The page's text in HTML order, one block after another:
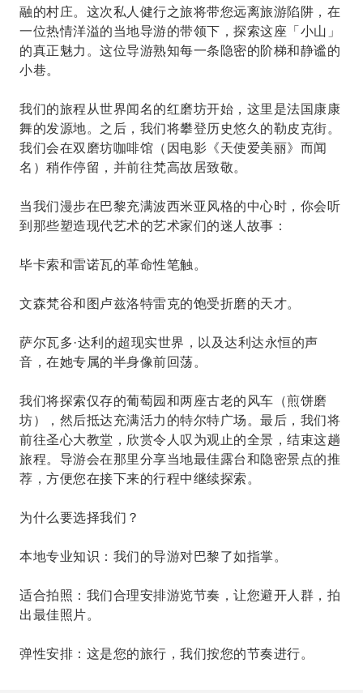
融的村庄。这次私人健行之旅将带您远离旅游陷阱，在
一位热情洋溢的当地导游的带领下，探索这座「小山」
的真正魅力。这位导游熟知每一条隐密的阶梯和静谧的
小巷。
我们的旅程从世界闻名的红磨坊开始，这里是法国康康
舞的发源地。之后，我们将攀登历史悠久的勒皮克街。
我们会在双磨坊咖啡馆（因电影《天使爱美丽》而闻
名）稍作停留，并前往梵高故居致敬。
当我们漫步在巴黎充满波西米亚风格的中心时，你会听
到那些塑造现代艺术的艺术家们的迷人故事：
毕卡索和雷诺瓦的革命性笔触。
文森梵谷和图卢兹洛特雷克的饱受折磨的天才。
萨尔瓦多·达利的超现实世界，以及达利达永恒的声
音，在她专属的半身像前回荡。
我们将探索仅存的葡萄园和两座古老的风车（煎饼磨
坊），然后抵达充满活力的特尔特广场。最后，我们将
前往圣心大教堂，欣赏令人叹为观止的全景，结束这趟
旅程。导游会在那里分享当地最佳露台和隐密景点的推
荐，方便您在接下来的行程中继续探索。
为什么要选择我们？
本地专业知识：我们的导游对巴黎了如指掌。
适合拍照：我们合理安排游览节奏，让您避开人群，拍
出最佳照片。
弹性安排：这是您的旅行，我们按您的节奏进行。